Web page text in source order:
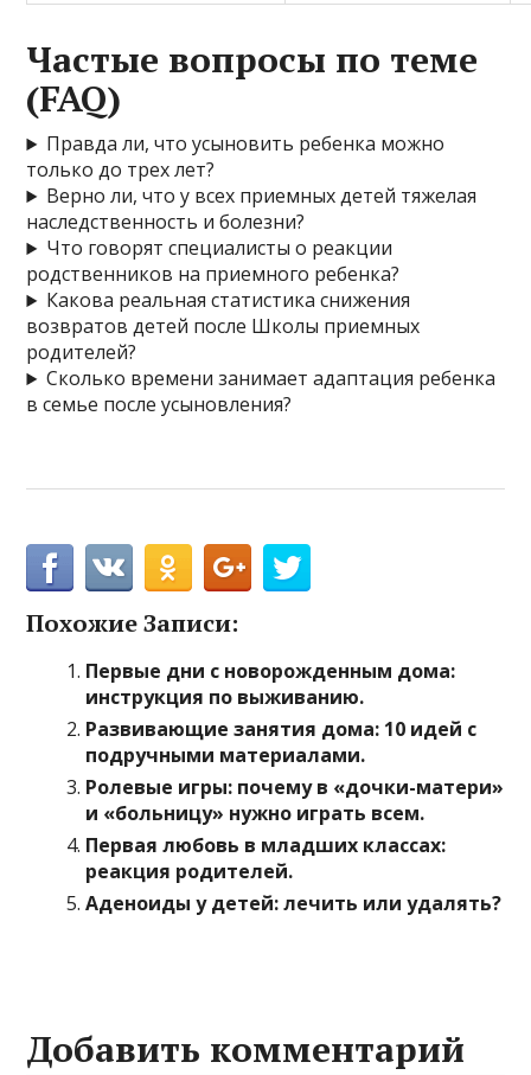
Частые вопросы по теме
(FAQ)
Правда ли, что усыновить ребенка можно
только до трех лет?
Верно ли, что у всех приемных детей тяжелая
наследственность и болезни?
Что говорят специалисты о реакции
родственников на приемного ребенка?
Какова реальная статистика снижения
возвратов детей после Школы приемных
родителей?
Сколько времени занимает адаптация ребенка
в семье после усыновления?
Похожие Записи:
Первые дни с новорожденным дома:
инструкция по выживанию.
Развивающие занятия дома: 10 идей с
подручными материалами.
Ролевые игры: почему в «дочки-матери»
и «больницу» нужно играть всем.
Первая любовь в младших классах:
реакция родителей.
Аденоиды у детей: лечить или удалять?
Добавить комментарий